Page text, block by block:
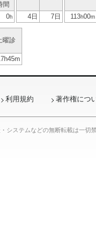
間
0h 4日 7日 113h00m
曜診
利用規約 著作権につ
システムなどの無断転載は一切